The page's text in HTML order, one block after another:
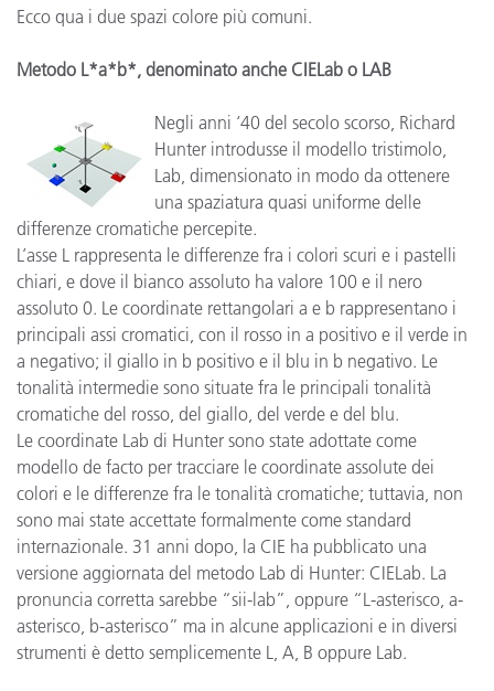
Ecco qua i due spazi colore più comuni.
Metodo L*a*b*, denominato anche CIELab o LAB
Negli anni ‘40 del secolo scorso, Richard
Hunter introdusse il modello tristimolo,
Lab, dimensionato in modo da ottenere
una spaziatura quasi uniforme delle
differenze cromatiche percepite.
L’asse L rappresenta le differenze fra i colori scuri e i pastelli
chiari, e dove il bianco assoluto ha valore 100 e il nero
assoluto 0. Le coordinate rettangolari a e b rappresentano i
principali assi cromatici, con il rosso in a positivo e il verde in
a negativo; il giallo in b positivo e il blu in b negativo. Le
tonalità intermedie sono situate fra le principali tonalità
cromatiche del rosso, del giallo, del verde e del blu.
Le coordinate Lab di Hunter sono state adottate come
modello de facto per tracciare le coordinate assolute dei
colori e le differenze fra le tonalità cromatiche; tuttavia, non
sono mai state accettate formalmente come standard
internazionale. 31 anni dopo, la CIE ha pubblicato una
versione aggiornata del metodo Lab di Hunter: CIELab. La
pronuncia corretta sarebbe “sii-lab”, oppure “L-asterisco, a-
asterisco, b-asterisco” ma in alcune applicazioni e in diversi
strumenti è detto semplicemente L, A, B oppure Lab.